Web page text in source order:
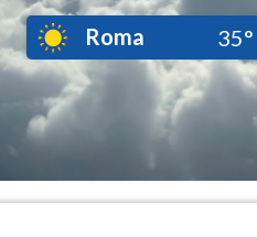
Roma 35°